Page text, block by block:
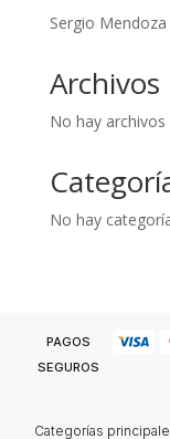
Sergio Mendoza
Archivos
No hay
No hay
PAGOS
SEGUROS
Categorías